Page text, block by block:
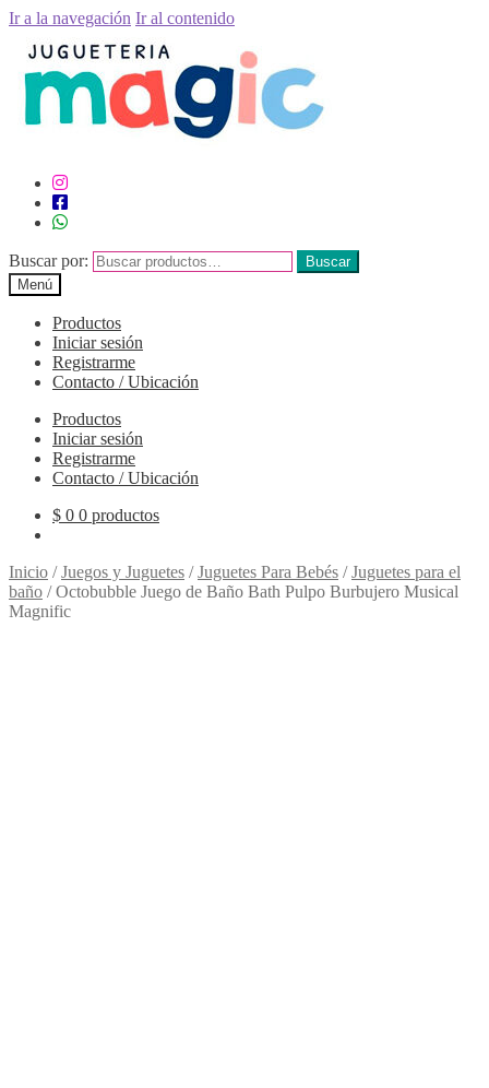
Ir a la navegación Ir al contenido
Buscar por:
Buscar
Menú
Productos
Iniciar sesión
Registrarme
Contacto / Ubicación
Productos
Iniciar sesión
Registrarme
Contacto / Ubicación
$ 0 0 productos
Inicio /Juegos y Juguetes /Juguetes Para Bebés /Juguetes para el
baño /Octobubble Juego de Baño Bath Pulpo Burbujero Musical
Magnific